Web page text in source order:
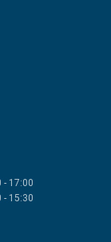
- 17:00
- 15:30